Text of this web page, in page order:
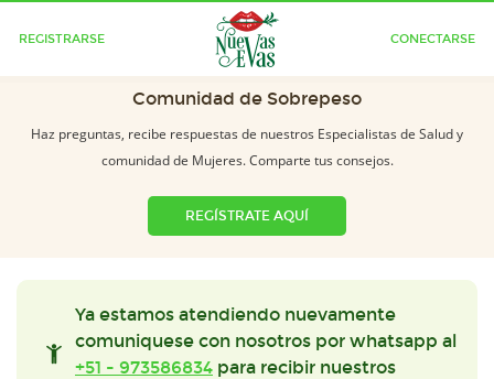
REGISTRARSE CONECTARSE
Comunidad de Sobrepeso
Haz preguntas, recibe respuestas de nuestros Especialistas de Salud y
comunidad de Mujeres. Comparte tus consejos.
REGÍSTRATE AQUÍ
Ya estamos atendiendo nuevamente
comuniquese con nosotros por whatsapp al
+51 - 973586834 para recibir nuestros